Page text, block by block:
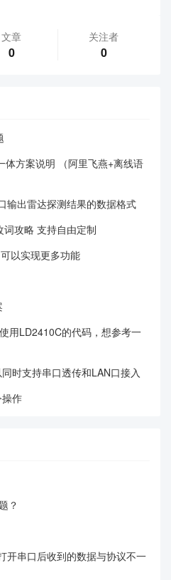
文章
0
关注者
0
体方案说明 （阿里飞燕+离线语
输出雷达探测结果的数据格式
攻略 支持自由定制
以实现更多功能
用LD2410C的代码，想参考一
时支持串口透传和LAN口接入
作
？
开串口后收到的数据与协议不一